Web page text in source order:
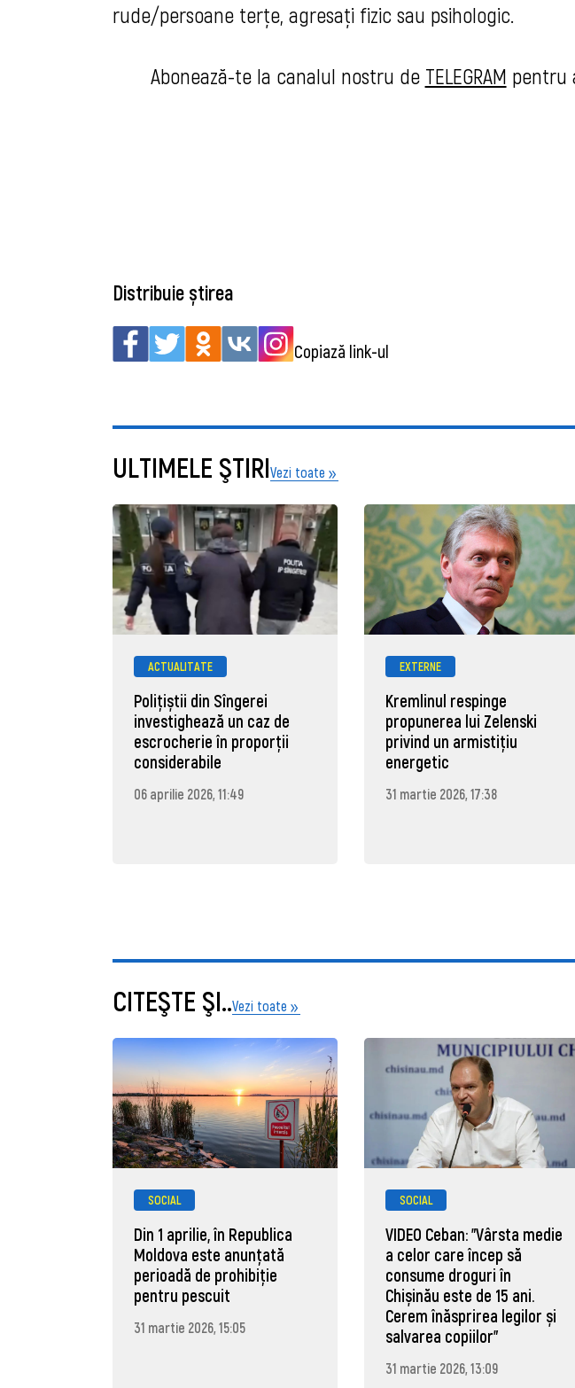
rude/persoane terțe, agresați fizic sau psihologic.
Abonează-te la canalul nostru de TELEGRAM pentru
Distribuie știrea
Copiază link-ul
ULTIMELE ŞTIRIVezi toate
ACTUALITATE
Polițiștii din Sîngerei
investighează un caz de
escrocherie în proporții
considerabile
06 aprilie 2026, 11:49
EXTERNE
Kremlinul respinge
propunerea lui Zelenski
privind un armistițiu
energetic
31 martie 2026, 17:38
CITEŞTE ŞI..Vezi toate
SOCIAL
Din 1 aprilie, în Republica
Moldova este anunţată
perioadă de prohibiţie
pentru pescuit
31 martie 2026, 15:05
SOCIAL
VIDEO Ceban: "Vârsta medie
a celor care încep să
consume droguri în
Chișinău este de 15 ani.
Cerem înăsprirea legilor și
salvarea copiilor"
31 martie 2026, 13:09